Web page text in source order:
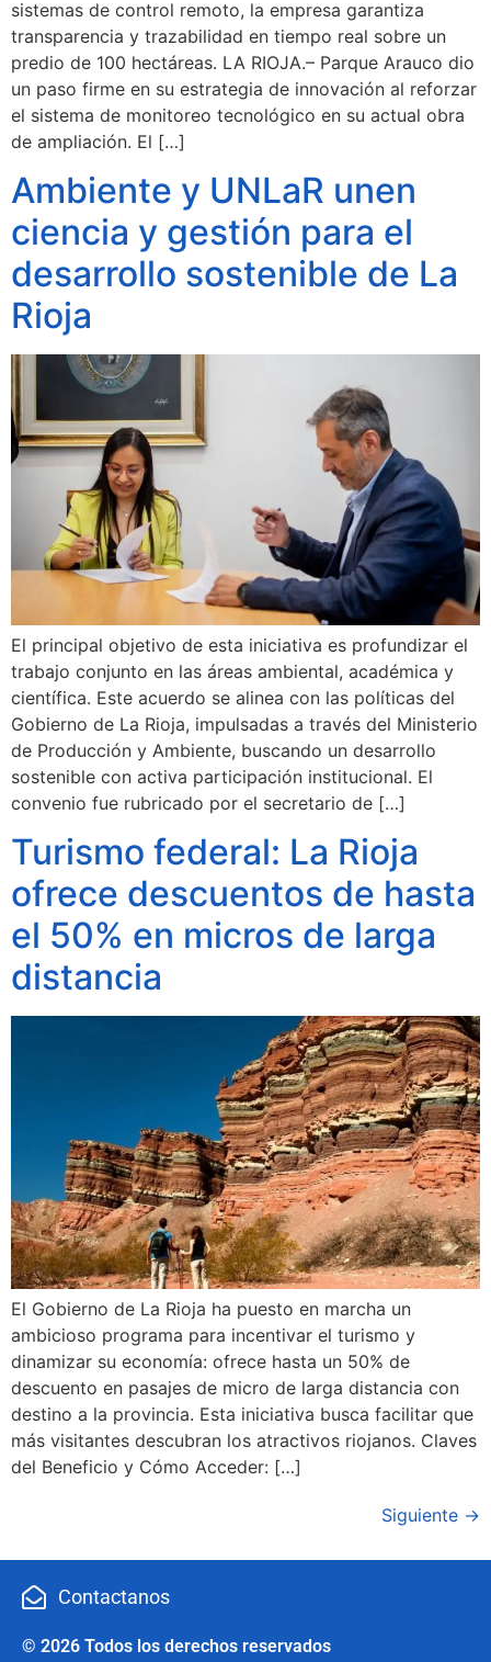
sistemas de control remoto, la empresa garantiza
transparencia y trazabilidad en tiempo real sobre un
predio de 100 hectáreas. LA RIOJA.– Parque Arauco dio
un paso firme en su estrategia de innovación al reforzar
el sistema de monitoreo tecnológico en su actual obra
de ampliación. El […]
Ambiente y UNLaR unen
ciencia y gestión para el
desarrollo sostenible de La
Rioja
El principal objetivo de esta iniciativa es profundizar el
trabajo conjunto en las áreas ambiental, académica y
científica. Este acuerdo se alinea con las políticas del
Gobierno de La Rioja, impulsadas a través del Ministerio
de Producción y Ambiente, buscando un desarrollo
sostenible con activa participación institucional. El
convenio fue rubricado por el secretario de […]
Turismo federal: La Rioja
ofrece descuentos de hasta
el 50% en micros de larga
distancia
El Gobierno de La Rioja ha puesto en marcha un
ambicioso programa para incentivar el turismo y
dinamizar su economía: ofrece hasta un 50% de
descuento en pasajes de micro de larga distancia con
destino a la provincia. Esta iniciativa busca facilitar que
más visitantes descubran los atractivos riojanos. Claves
del Beneficio y Cómo Acceder: […]
Siguiente →
Contactanos
© 2026 Todos los derechos reservados